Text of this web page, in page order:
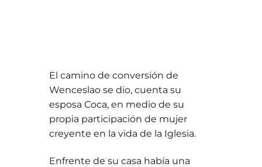
El camino de conversión de
Wenceslao se dio, cuenta su
esposa Coca, en medio de su
propia participación de mujer
creyente en la vida de la Iglesia.
Enfrente de su casa había una